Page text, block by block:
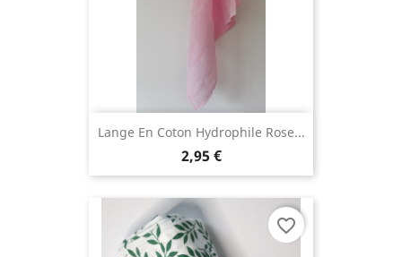
Lange En Coton Hydrophile Rose...
2,95 €
favorite_border